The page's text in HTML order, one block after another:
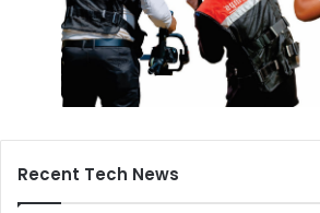
Recent Tech News